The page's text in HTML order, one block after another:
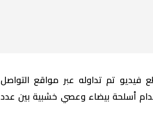
تم تداوله عبر مواقع التواصل
أسلحة بيضاء وعصي خشبية بين عدد